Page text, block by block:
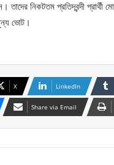
তাদের নিকটতম প্রতিদ্বন্দী
ভোট।
X LinkedIn
Share via Email